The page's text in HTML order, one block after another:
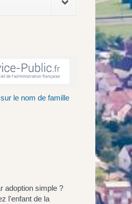
le nom de famille
adoption simple ?
l'enfant de la